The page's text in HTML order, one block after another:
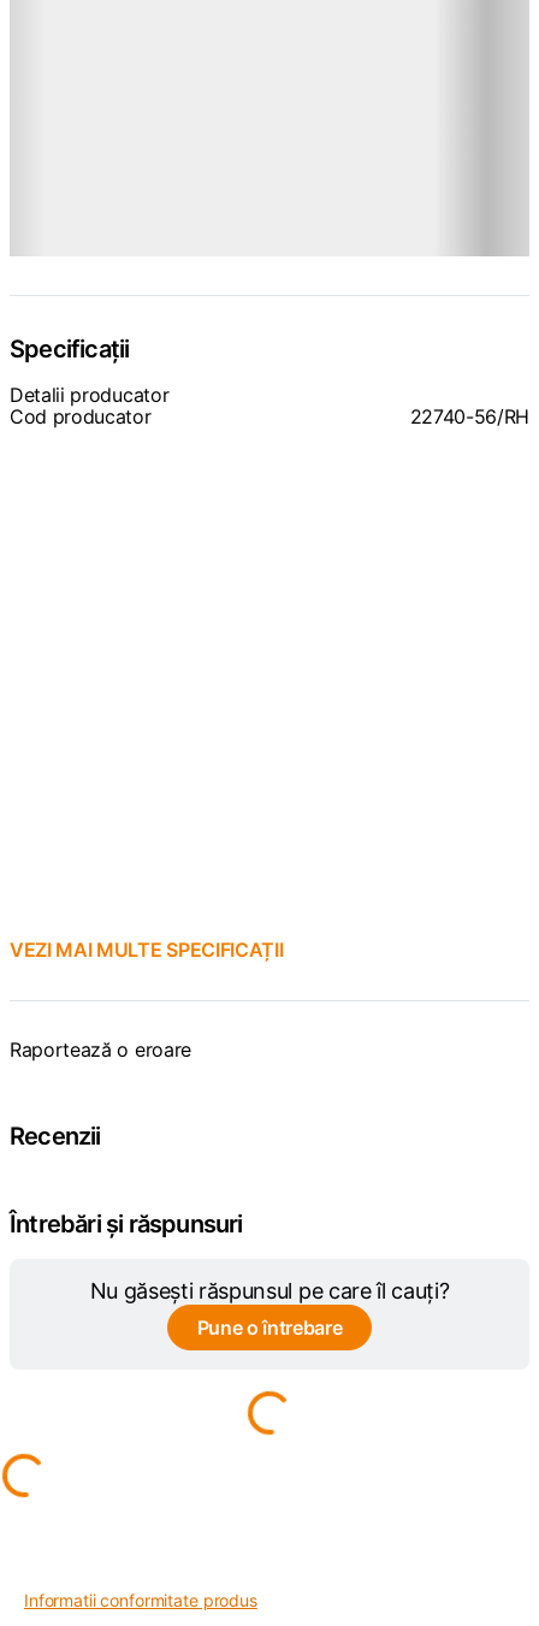
Specificații
Detalii producator
Cod producator
22740-56/RH
VEZI MAI MULTE SPECIFICAȚII
Raportează o eroare
Recenzii
Întrebări și răspunsuri
Nu găsești răspunsul pe care îl cauți?
Pune o întrebare
Informatii conformitate produs